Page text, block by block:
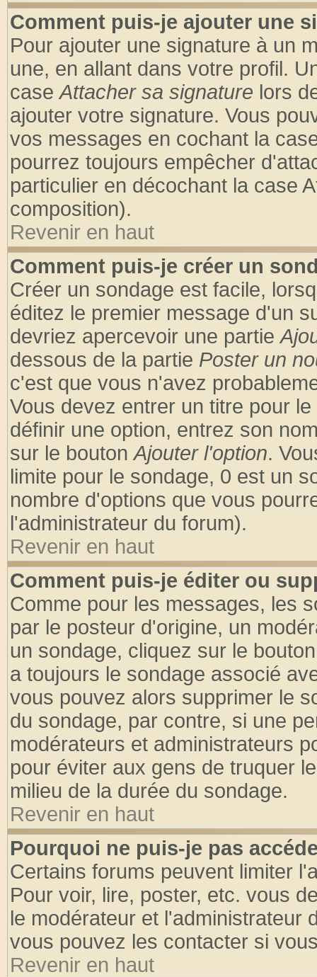
Comment puis-je ajouter une
Pour ajouter une signature à un
une, en allant dans votre profil.
caseAttacher sa signature lors
ajouter votre signature. Vous
vos messages en cochant la
pourrez toujours empêcher
particulier en décochant la case
composition).
Revenir en haut
Comment puis-je créer un
Créer un sondage est facile,
éditez le premier message d'un
devriez apercevoir une partie
dessous de la partie Poster un
c'est que vous n'avez
Vous devez entrer un titre pour
définir une option, entrez son
sur le boutonAjouter l'option.
limite pour le sondage, 0 est un
nombre d'options que vous
l'administrateur du forum).
Revenir en haut
Comment puis-je éditer ou
Comme pour les messages, les
par le posteur d'origine, un
un sondage, cliquez sur le
a toujours le sondage associé
vous pouvez alors supprimer le
du sondage, par contre, si une
modérateurs et administrateurs
pour éviter aux gens de truquer
milieu de la durée du sondage.
Revenir en haut
Pourquoi ne puis-je pas
Certains forums peuvent limiter
Pour voir, lire, poster, etc. vous
le modérateur et l'administrateur
vous pouvez les contacter si
Revenir en haut